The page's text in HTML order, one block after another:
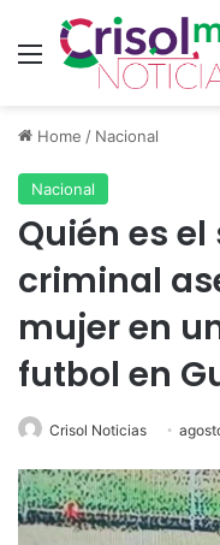
Menu
Home / Nacional
Nacional
Quién es
criminal
mujer en
futbol en
Crisol Noticias